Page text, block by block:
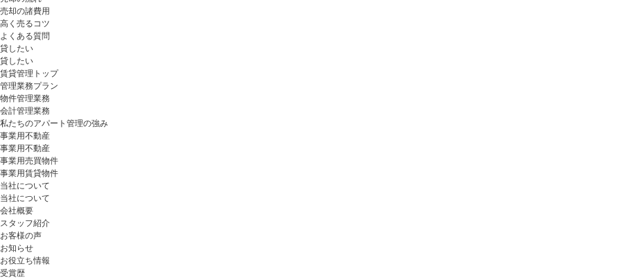
売却の諸費用
高く売るコツ
よくある質問
貸したい
貸したい
賃貸管理トップ
管理業務プラン
物件管理業務
会計管理業務
私たちのアパート管理の強み
事業用不動産
事業用不動産
事業用売買物件
事業用賃貸物件
当社について
当社について
会社概要
スタッフ紹介
お客様の声
お知らせ
お役立ち情報
受賞歴